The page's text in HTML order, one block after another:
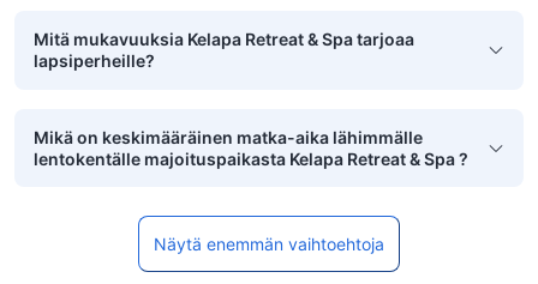
Mitä mukavuuksia Kelapa Retreat & Spa tarjoaa
lapsiperheille?
Mikä on keskimääräinen matka-aika lähimmälle
lentokentälle majoituspaikasta Kelapa Retreat & Spa ?
Näytä enemmän vaihtoehtoja